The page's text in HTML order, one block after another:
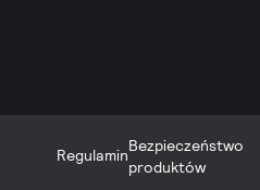
RegulaminBezpieczeństwo
produktów